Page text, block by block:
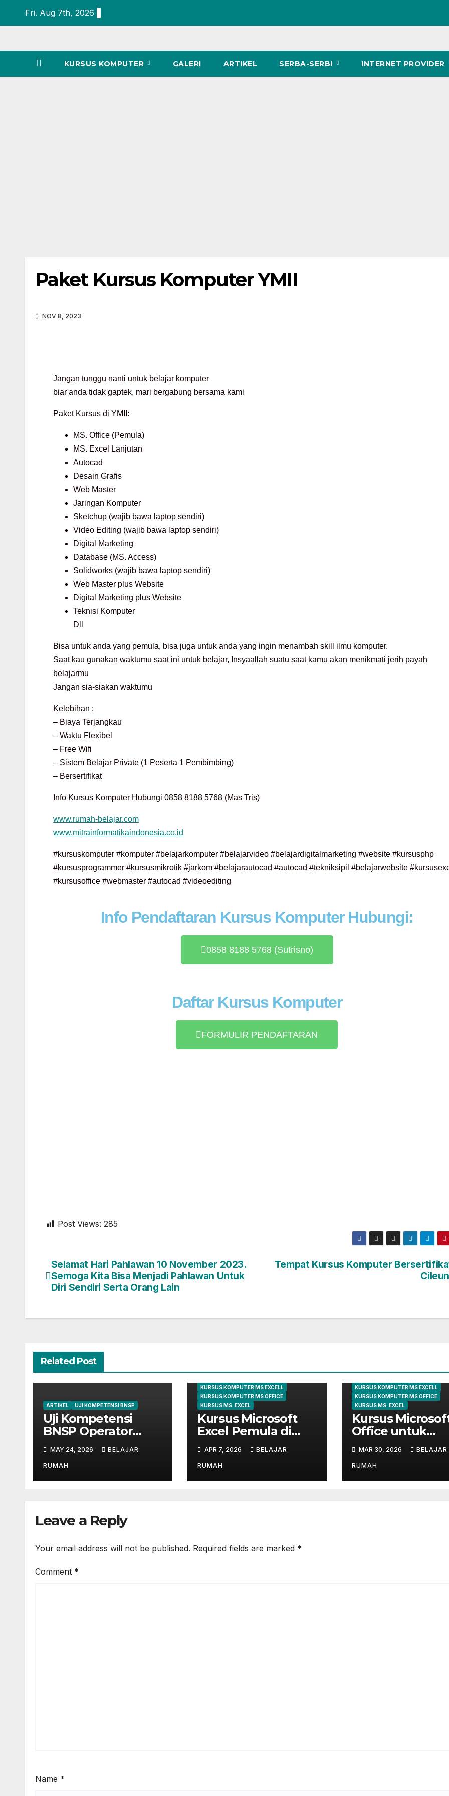
Fri. Aug 7th, 2026
KURSUS KOMPUTER GALERI ARTIKEL SERBA-SERBI INTERNET PROVIDER
Paket Kursus Komputer YMII
NOV 8, 2023
Jangan tunggu nanti untuk belajar komputer
biar anda tidak gaptek, mari bergabung bersama kami
Paket Kursus di YMII:
MS. Office (Pemula)
MS. Excel Lanjutan
Autocad
Desain Grafis
Web Master
Jaringan Komputer
Sketchup (wajib bawa laptop sendiri)
Video Editing (wajib bawa laptop sendiri)
Digital Marketing
Database (MS. Access)
Solidworks (wajib bawa laptop sendiri)
Web Master plus Website
Digital Marketing plus Website
Teknisi Komputer
Dll
Bisa untuk anda yang pemula, bisa juga untuk anda yang ingin menambah skill ilmu komputer.
Saat kau gunakan waktumu saat ini untuk belajar, Insyaallah suatu saat kamu akan menikmati jerih payah
belajarmu
Jangan sia-siakan waktumu
Kelebihan :
– Biaya Terjangkau
– Waktu Flexibel
– Free Wifi
– Sistem Belajar Private (1 Peserta 1 Pembimbing)
– Bersertifikat
Info Kursus Komputer Hubungi 0858 8188 5768 (Mas Tris)
www.rumah-belajar.com
www.mitrainformatikaindonesia.co.id
#kursuskomputer #komputer #belajarkomputer #belajarvideo #belajardigitalmarketing #website #kursusphp
#kursusprogrammer #kursusmikrotik #jarkom #belajarautocad #autocad #tekniksipil #belajarwebsite
#kursusoffice #webmaster #autocad #videoediting
Info Pendaftaran Kursus Komputer Hubungi:
0858 8188 5768 (Sutrisno)
Daftar Kursus Komputer
FORMULIR PENDAFTARAN
Post Views: 285
Tempat Kursus Komputer
Selamat Hari Pahlawan 10 November 2023.
Semoga Kita Bisa Menjadi Pahlawan Untuk
Diri Sendiri Serta Orang Lain
Related Post
ARTIKEL UJI KOMPETENSI BNSP
Uji Kompetensi
BNSP Operator
Komputer dan
Digital Marketing di
Bekasi
MAY 24, 2026 BELAJAR
RUMAH
KURSUS KOMPUTER MS EXCELL
KURSUS KOMPUTER MS OFFICE
KURSUS MS. EXCEL
Kursus Microsoft
Excel Pemula di
Cileungsi | Belajar
dari Dasar Sampai
Mahir
APR 7, 2026 BELAJAR
RUMAH
KURSUS KOMPUTER MS EXCELL
KURSUS KOMPUTER MS OFFICE
KURSUS MS. EXCEL
Kursus
Office untuk
Administrasi
Perkantoran di
Cileungsi
MAR 30, 2026 BELAJAR
RUMAH
Leave a Reply
Your email address will not be published. Required fields are marked *
Comment *
Name *